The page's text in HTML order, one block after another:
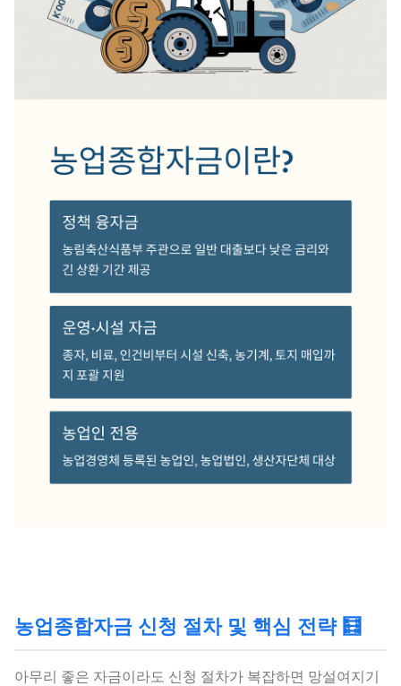
농업종합자금 신청 절차 및 핵심 전략 🧮
아무리 좋은 자금이라도 신청 절차가 복잡하면 망설여지기